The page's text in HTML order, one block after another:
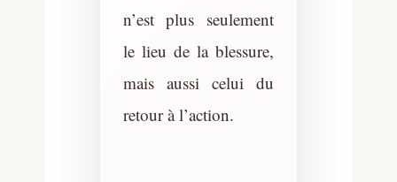
n’est plus seulement
le lieu de la blessure,
mais aussi celui du
retour à l’action.